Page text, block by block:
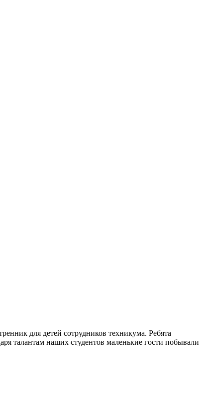
для детей сотрудников техникума. Ребята
талантам наших студентов маленькие гости побывали